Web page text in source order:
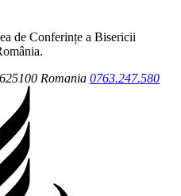
de Conferințe a Bisericii
625100 Romania 0763.247.580